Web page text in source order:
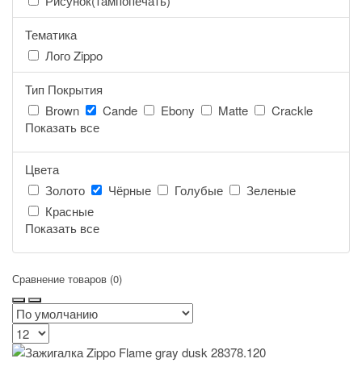
Тематика
Лого Zippo
Тип Покрытия
Brown
Cande Ebony Matte
Crackle
Показать все
Цвета
Золото
Чёрные Голубые
Зеленые
Красные
Показать все
Сравнение товаров (0)